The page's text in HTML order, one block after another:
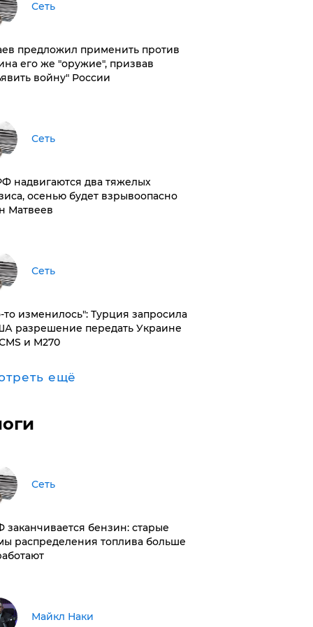
Сеть
предложил применить против
его же "оружие", призвав
войну" России
Сеть
надвигаются два тяжелых
осенью будет взрывоопасно
Матвеев
Сеть
то изменилось": Турция запросила
разрешение передать Украине
и M270
ещё
Сеть
заканчивается бензин: старые
распределения топлива больше
Майкл Наки